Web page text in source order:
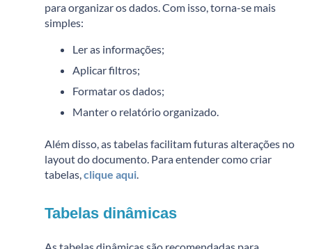
para organizar os dados.Com isso, torna-se mais
simples:
Ler as informações;
Aplicar filtros;
Formatar os dados;
Manter o relatório organizado.
Além disso, as tabelas facilitam futuras alterações no
layout do documento. Para entender como criar
tabelas,clique aqui.
Tabelas dinâmicas